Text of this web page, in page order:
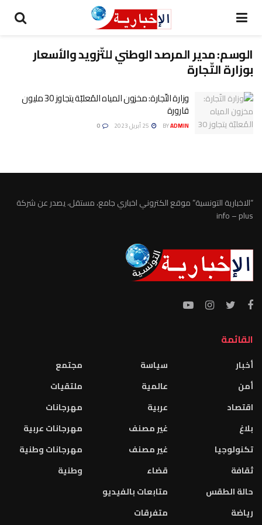
الوسم:مدير المرصد الوطني للتّزويد والأسعار
بوزارة التّجارة
وزارة التّجارة: مخزون المياه المُعلبّة يتجاوز 30 مليون
قارورة
BYADMIN
“الاخبارية التونسية” موقع الكتروني اخباري جامع، مستقل، يصدر عن شركة
info – plus
القائمة
أخبار
أمن
اقتصاد
بلاغ
تكنولوجيا
ثقافة
حالة الطقس
رياضة
سياسة
عالمية
عربية
غير مصنف
غير مصنف
قضاء
متابعات بالفيديو
متفرقات
مجتمع
ملتقيات
مهرجانات
مهرجانات عربية
مهرجانات وطنية
وطنية